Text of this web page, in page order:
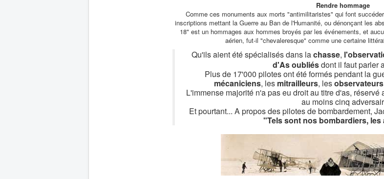
Rendre hommage
Comme ces monuments aux morts "antimilitaristes" qui font
inscriptions mettant la Guerre au Ban de l'Humanité, ou dénonçant les
18" est un hommages aux hommes broyés par les événements, et
aérien, fut-il "chevaleresque" comme une certaine
Qu'ils aient été spécialisés dans lachasse,
d'As oubliésdont il faut parler
Plus de 17'000 pilotes ont été formés pendant la
mécaniciens, les mitrailleurs, lesobservateurs
L'immense majorité n'a pas eu droit au titre d'as,
au moins cinq
Et pourtant... A propos des pilotes de bombardement,
"Tels sont nos bombardiers, les